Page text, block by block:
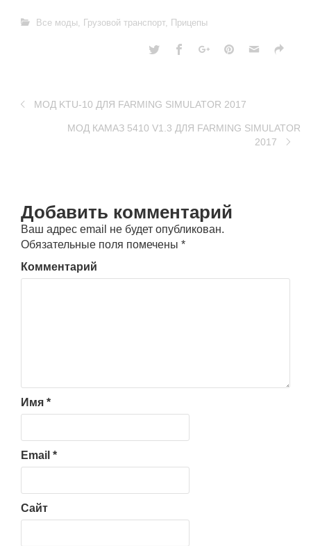
Все моды, Грузовой транспорт, Прицепы
МОД KTU-10 ДЛЯ FARMING SIMULATOR 2017
МОД КАМАЗ 5410 V1.3 ДЛЯ FARMING SIMULATOR
2017
Добавить комментарий
Ваш адрес email не будет опубликован.
Обязательные поля помечены *
Комментарий
Имя *
Email *
Сайт